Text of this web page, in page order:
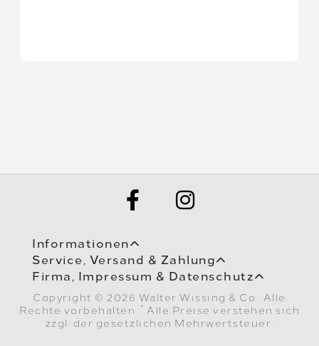
Informationen
Service, Versand & Zahlung
Firma, Impressum & Datenschutz
Copyright © 2026 Walter Wissing & Co.. Alle
Rechte vorbehalten.
* Alle Preise verstehen sich
zzgl. der gesetzlichen Mehrwertsteuer.